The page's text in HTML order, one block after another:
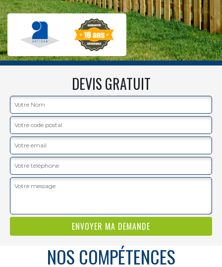
DEVIS GRATUIT
NOS COMPÉTENCES